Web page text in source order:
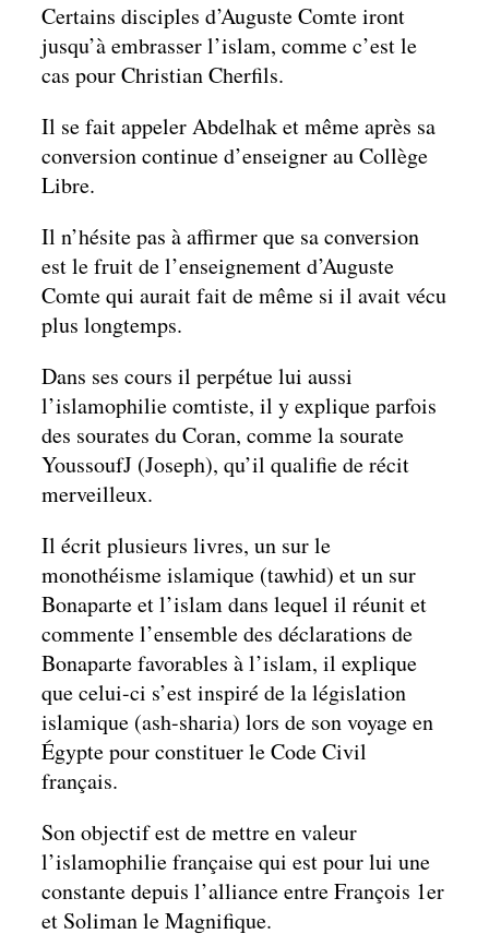
Certains disciples d’Auguste Comte iront
jusqu’à embrasser l’islam, comme c’est le
cas pour Christian Cherfils.
Il se fait appeler Abdelhak et même après sa
conversion continue d’enseigner au Collège
Libre.
Il n’hésite pas à affirmer que sa conversion
est le fruit de l’enseignement d’Auguste
Comte qui aurait fait de même si il avait vécu
plus longtemps.
Dans ses cours il perpétue lui aussi
l’islamophilie comtiste, il y explique parfois
des sourates du Coran, comme la sourate
YoussoufJ (Joseph), qu’il qualifie de récit
merveilleux.
Il écrit plusieurs livres, un sur le
monothéisme islamique (tawhid) et un sur
Bonaparte et l’islam dans lequel il réunit et
commente l’ensemble des déclarations de
Bonaparte favorables à l’islam, il explique
que celui-ci s’est inspiré de la législation
islamique (ash-sharia) lors de son voyage en
Égypte pour constituer le Code Civil
français.
Son objectif est de mettre en valeur
l’islamophilie française qui est pour lui une
constante depuis l’alliance entre François 1er
et Soliman le Magnifique.